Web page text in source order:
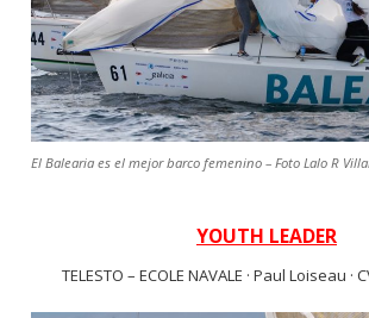
El Balearia es el mejor barco femenino – Foto Lalo R
YOUTH LEADER
TELESTO – ECOLE NAVALE · Paul Loiseau ·